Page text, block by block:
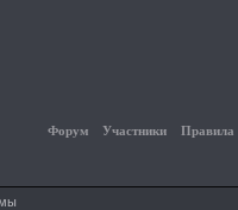
Форум Участники Правила